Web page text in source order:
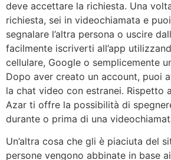
deve accettare la richiesta. Una
richiesta, sei in videochiamata e
segnalare l’altra persona o uscire
facilmente iscriverti all’app
cellulare, Google o semplicemente
Dopo aver creato un account, puoi
la chat video con estranei. Rispetto
Azar ti offre la possibilità di
durante o prima di una
Un’altra cosa che gli è piaciuta del
persone vengono abbinate in base